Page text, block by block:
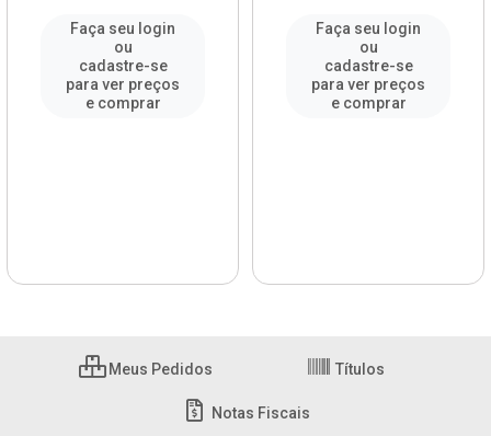
Faça seu login
ou
cadastre-se
para ver preços
e comprar
Faça seu login
ou
cadastre-se
para ver preços
e comprar
Meus Pedidos Títulos
Notas Fiscais